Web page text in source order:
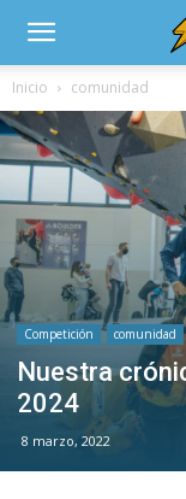
Cohete
Inicio comunidad
Competición comunidad
Nuestra
2024
8 marzo, 2022